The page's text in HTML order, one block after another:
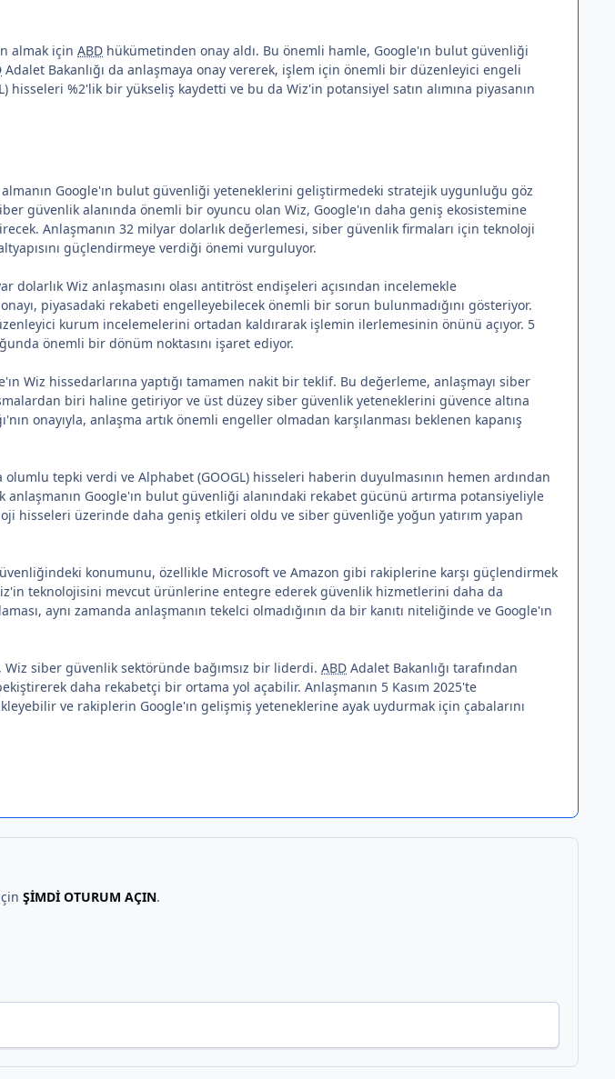
almak için ABD hükümetinden onay aldı. Bu önemli hamle, Google'ın bulut güvenliği
Adalet Bakanlığı da anlaşmaya onay vererek, işlem için önemli bir düzenleyici engeli
hisseleri %2'lik bir yükseliş kaydetti ve bu da Wiz'in potansiyel satın alımına piyasanın
Google'ın bulut güvenliği yeteneklerini geliştirmedeki stratejik uygunluğu göz
güvenlik alanında önemli bir oyuncu olan Wiz, Google'ın daha geniş ekosistemine
Anlaşmanın 32 milyar dolarlık değerlemesi, siber güvenlik firmaları için teknoloji
güçlendirmeye verdiği önemi vurguluyor.
dolarlık Wiz anlaşmasını olası antitröst endişeleri açısından incelemekle
piyasadaki rekabeti engelleyebilecek önemli bir sorun bulunmadığını gösteriyor.
kurum incelemelerini ortadan kaldırarak işlemin ilerlemesinin önünü açıyor. 5
önemli bir dönüm noktasını işaret ediyor.
Wiz hissedarlarına yaptığı tamamen nakit bir teklif. Bu değerleme, anlaşmayı siber
biri haline getiriyor ve üst düzey siber güvenlik yeteneklerini güvence altına
onayıyla, anlaşma artık önemli engeller olmadan karşılanması beklenen kapanış
olumlu tepki verdi ve Alphabet (GOOGL) hisseleri haberin duyulmasının hemen ardından
anlaşmanın Google'ın bulut güvenliği alanındaki rekabet gücünü artırma potansiyeliyle
hisseleri üzerinde daha geniş etkileri oldu ve siber güvenliğe yoğun yatırım yapan
konumunu, özellikle Microsoft ve Amazon gibi rakiplerine karşı güçlendirmek
teknolojisini mevcut ürünlerine entegre ederek güvenlik hizmetlerini daha da
aynı zamanda anlaşmanın tekelci olmadığının da bir kanıtı niteliğinde ve Google'ın
Wiz siber güvenlik sektöründe bağımsız bir liderdi. ABD Adalet Bakanlığı tarafından
daha rekabetçi bir ortama yol açabilir. Anlaşmanın 5 Kasım 2025'te
ve rakiplerin Google'ın gelişmiş yeteneklerine ayak uydurmak için çabalarını
ŞİMDİ OTURUM AÇIN.